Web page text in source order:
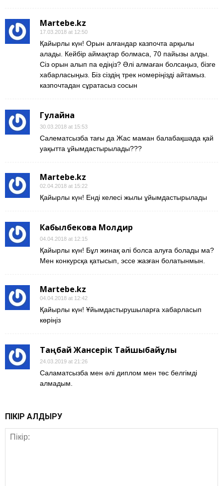
Martebe.kz
17.03.2018 at 12:50
Қайырлы күн! Орын алғандар казпочта арқылы
алады. Кейбір аймақтар болмаса, 70 пайызы алды.
Сіз орын алып па едіңіз? Әлі алмаған болсаңыз, бізге
хабарласыңыз. Біз сіздің трек номеріңізді айтамыз.
казпочтадан сұратасыз сосын
Гулайна
30.03.2018 at 15:53
Салематсызба тағы да Жас маман балабақшада қай
уақытта ұйымдастырылады???
Martebe.kz
02.04.2018 at 15:22
Қайырлы күн! Енді келесі жылы ұйымдастырылады
Кабылбекова Молдир
04.04.2018 at 12:15
Қайырлы күн! Бұл жинақ әлі болса алуға болады ма?
Мен конкурсқа қатысып, эссе жазған болатынмын.
Martebe.kz
04.04.2018 at 12:42
Қайырлы күн! Ұйымдастырушыларға хабарласып
көріңіз
Таңбай Жансерік Тайшыбайұлы
24.03.2019 at 21:26
Cаламатсызба мен әлі диплом мен төс белгімді
алмадым.
ПІКІР ҚАЛДЫРУ